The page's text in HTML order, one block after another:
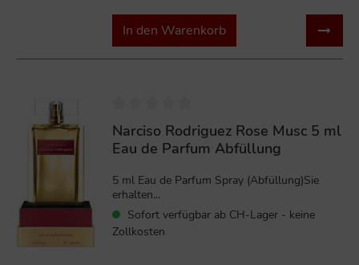
In den Warenkorb
Narciso Rodriguez Rose Musc 5 ml
Eau de Parfum Abfüllung
5 ml Eau de Parfum Spray (Abfüllung)Sie
erhalten...
Sofort verfügbar ab CH-Lager - keine
Zollkosten